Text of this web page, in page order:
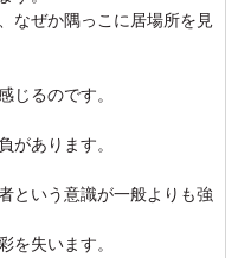
なぜか隅っこに居場所を見
じるのです。
があります。
という意識が一般よりも強
を失います。